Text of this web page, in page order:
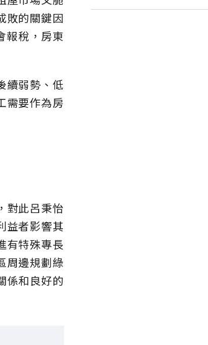
敗的關鍵因
報稅，房東
續弱勢、低
需要作為房
對此呂秉怡
益者影響其
有特殊專長
周邊規劃綠
係和良好的